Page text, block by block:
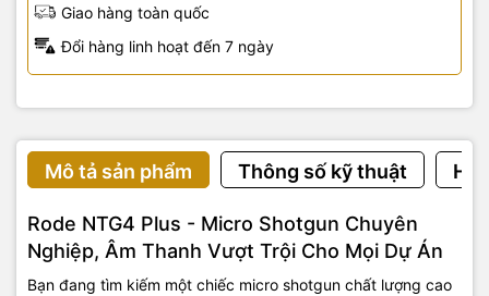
Giao hàng toàn quốc
Đổi hàng linh hoạt đến 7 ngày
Mô tả sản phẩm Thông số kỹ thuật
Rode NTG4 Plus - Micro Shotgun Chuyên
Nghiệp, Âm Thanh Vượt Trội Cho Mọi Dự Án
Bạn đang tìm kiếm một chiếc micro shotgun chất lượng cao